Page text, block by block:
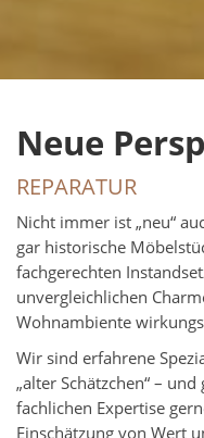
Neue
REPARATUR
Nicht immer ist „neu“
gar historische
fachgerechten
unvergleichlichen
Wohnambiente
Wir sind erfahrene
„alter Schätzchen“ –
fachlichen Expertise